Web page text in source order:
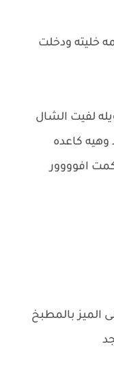
خليته ودخلت
لفيت الشال
كاعده
افوووور
الميز بالمطبخ